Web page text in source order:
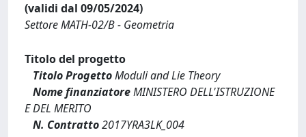
(validi dal 09/05/2024)
Settore MATH-02/B - Geometria
Titolo del progetto
Titolo ProgettoModuli and Lie Theory
Nome finanziatoreMINISTERO DELL'ISTRUZIONE
E DEL MERITO
N. Contratto2017YRA3LK_004